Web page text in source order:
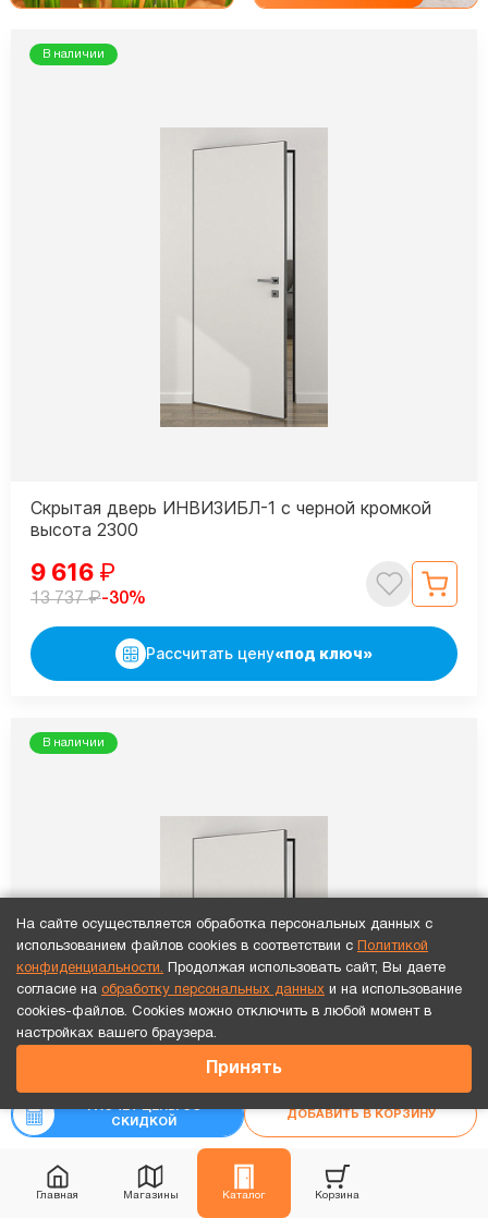
Главная Магазины Каталог Корзина
Точный расчет за 10 минут по СМС или телефону!
РАСЧЕТ ЦЕНЫ СО
СКИДКОЙ
ДОБАВИТЬ В КОРЗИНУ
В наличии
Скрытая дверь ИНВИЗИБЛ-1 с черной кромкой
высота 2300
9 616 ₽
13 737₽-30%
Рассчитать цену«под ключ»
В наличии
Скрытая дверь ИНВИЗИБЛ-3 с черной кромкой
На сайте осуществляется обработка персональных данных с
использованием файлов cookies в соответствии с
Политикой
конфиденциальности. Продолжая использовать сайт, Вы даете
согласие на обработку персональных данных и на использование
cookies-файлов. Cookies можно отключить в любой момент в
настройках вашего браузера.
Принять